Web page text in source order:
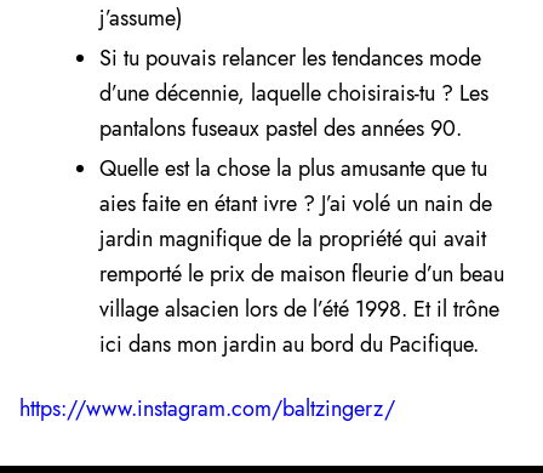
j’assume)
Si tu pouvais relancer les tendances mode
d’une décennie, laquelle choisirais-tu ? Les
pantalons fuseaux pastel des années 90.
Quelle est la chose la plus amusante que tu
aies faite en étant ivre ? J’ai volé un nain de
jardin magnifique de la propriété qui avait
remporté le prix de maison fleurie d’un beau
village alsacien lors de l’été 1998. Et il trône
ici dans mon jardin au bord du Pacifique.
https://www.instagram.com/baltzingerz/